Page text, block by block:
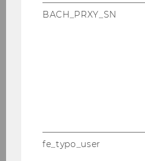
INFORMATION
Competence
Research
BACH_PRXY_SN
fe_typo_user